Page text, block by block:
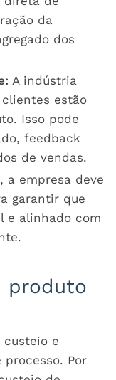
da
dos
A indústria
estão
Isso pode
feedback
de vendas.
a empresa deve
garantir que
e alinhado com
produto
e
Por